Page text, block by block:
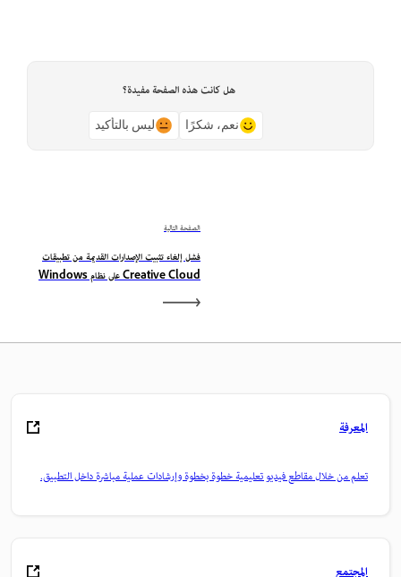
هل كانت هذه الصفحة مفيدة؟
نعم، شكرًا ليس بالتأكيد
الصفحة التالية
فشل إلغاء تثبيت الإصدارات القديمة من تطبيقات
Creative Cloud على نظام Windows
المعرفة
تعلم من خلال مقاطع فيديو تعليمية خطوة بخطوة وإرشادات عملية مباشرة داخل التطبيق.
المجتمع